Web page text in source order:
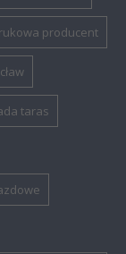
producent
taras